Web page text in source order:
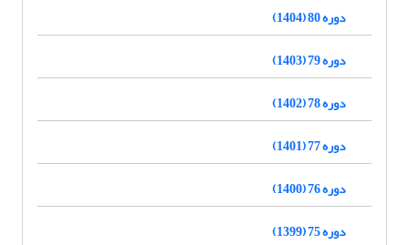
دوره 80 (1404)
دوره 79 (1403)
دوره 78 (1402)
دوره 77 (1401)
دوره 76 (1400)
دوره 75 (1399)